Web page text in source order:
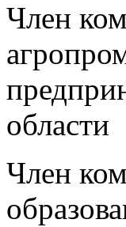
Член
области
Член